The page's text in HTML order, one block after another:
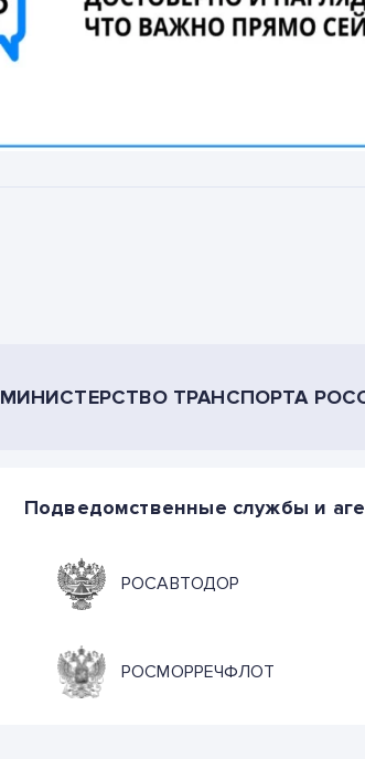
МИНИСТЕРСТВО ТРАНСПОРТА
Подведомственные службы и
РОСАВТОДОР
РОСМОРРЕЧФЛОТ